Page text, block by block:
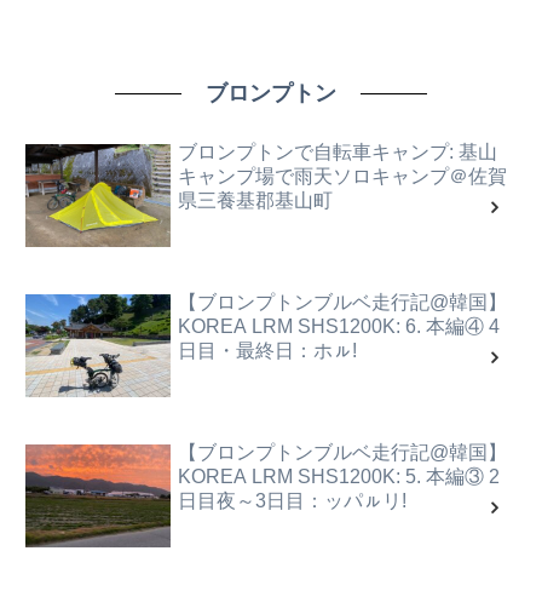
ブロンプトン
ブロンプトンで自転車キャンプ: 基山
キャンプ場で雨天ソロキャンプ＠佐賀
県三養基郡基山町
【ブロンプトンブルベ走行記@韓国】
KOREA LRM SHS1200K: 6. 本編④ 4
日目・最終日：ホㇽ!
【ブロンプトンブルベ走行記@韓国】
KOREA LRM SHS1200K: 5. 本編③ 2
日目夜～3日目：ッパㇽリ!